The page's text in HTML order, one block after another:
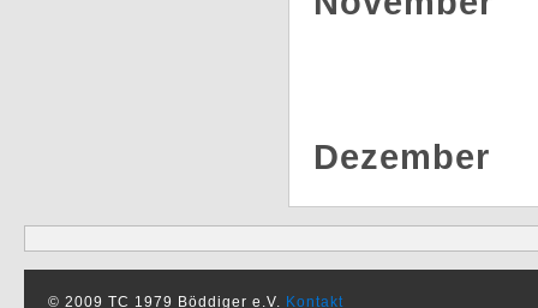
Dezember
© 2009 TC 1979 Böddiger e.V. Kontakt